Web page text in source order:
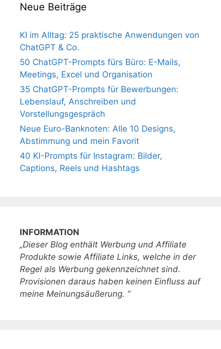
Neue Beiträge
KI im Alltag: 25 praktische Anwendungen von
ChatGPT & Co.
50 ChatGPT-Prompts fürs Büro: E-Mails,
Meetings, Excel und Organisation
35 ChatGPT-Prompts für Bewerbungen:
Lebenslauf, Anschreiben und
Vorstellungsgespräch
Neue Euro-Banknoten: Alle 10 Designs,
Abstimmung und mein Favorit
40 KI-Prompts für Instagram: Bilder,
Captions, Reels und Hashtags
INFORMATION
„Dieser Blog enthält Werbung und Affiliate
Produkte sowie Affiliate Links, welche in der
Regel als Werbung gekennzeichnet sind.
Provisionen daraus haben keinen Einfluss auf
meine Meinungsäußerung. “